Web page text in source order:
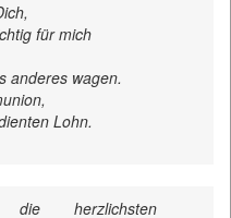
für mich
anderes wagen.
Lohn.
die herzlichsten